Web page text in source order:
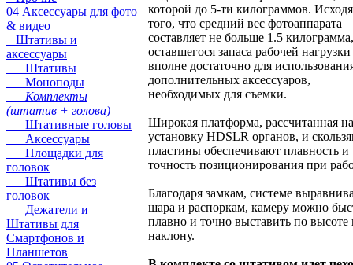
04 Аксессуары для фото
& видео
Штативы и
аксессуары
Штативы
Моноподы
Комплекты
(штатив + голова)
Штативные головы
Аксессуары
Площадки для
головок
Штативы без
головок
Дежатели и
Штативы для
Смартфонов и
Планшетов
которой до 5-ти килограммов.
того, что средний вес фотоаппарата
составляет не больше 1.5
оставшегося запаса рабочей нагрузки
вполне достаточно для
дополнительных аксессуаров,
необходимых для съемки.
Широкая платформа, рассчитанная на
установку HDSLR органов, и
пластины обеспечивают плавность и
точность позиционирования при
Благодаря замкам, системе
шара и распоркам, камеру можно
плавно и точно выставить по высоте
наклону.